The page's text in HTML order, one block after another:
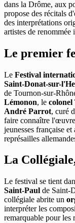
dans la Drôme, aux
propose des récitals
des interprétations
artistes de renommée
Le premier
Le Festival
Saint-Donat-sur-
de Tournon-sur-
Lémonon, le colonel
André Parrot, curé
faire connaître
jeunesses française
représailles
La
Le festival se tient
Saint-Paul de Saint-
collégiale abrite un
interpréter les
remarquable pour les